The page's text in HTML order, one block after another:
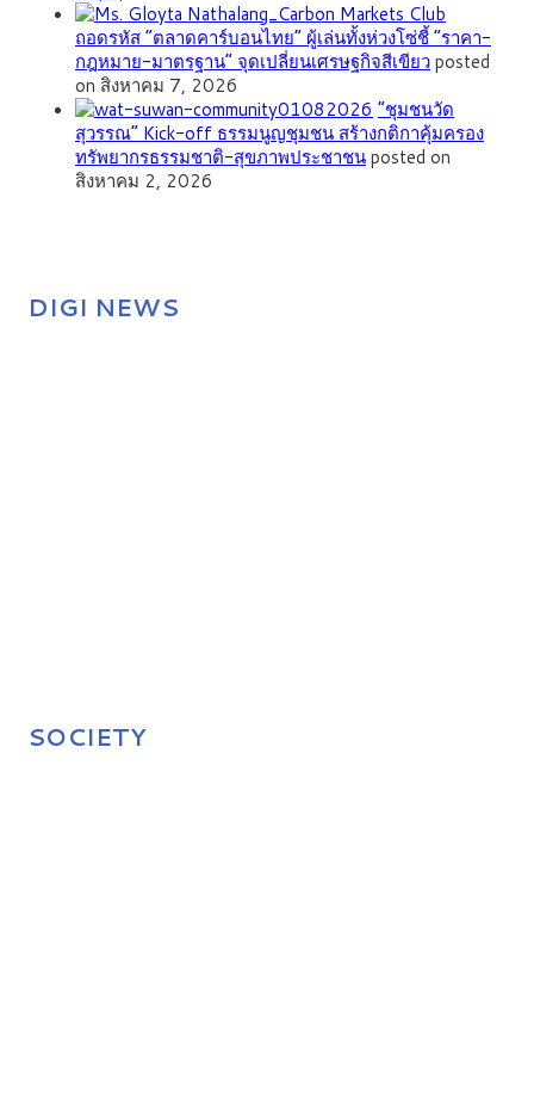
ถอดรหัส “ตลาดคาร์บอนไทย” ผู้เล่นทั้งห่วงโซ่ชี้ “ราคา-
กฎหมาย-มาตรฐาน” จุดเปลี่ยนเศรษฐกิจสีเขียวposted
on สิงหาคม 7, 2026
”ชุมชนวัด
สุวรรณ” Kick-off ธรรมนูญชุมชน สร้างกติกาคุ้มครอง
ทรัพยากรธรรมชาติ-สุขภาพประชาชนposted on
สิงหาคม 2, 2026
DIGI NEWS
SOCIETY